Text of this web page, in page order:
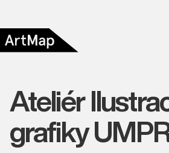
Ateliér
grafiky